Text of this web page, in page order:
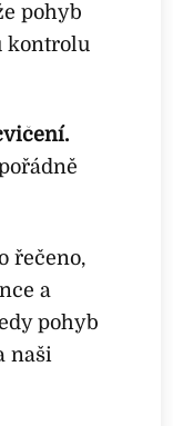
pohyb
kontrolu
řečeno,
a
pohyb
naši